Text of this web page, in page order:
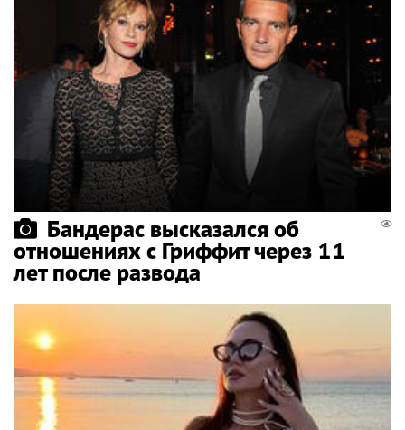
Бандерас высказался об
отношениях с Гриффит через 11
лет после развода